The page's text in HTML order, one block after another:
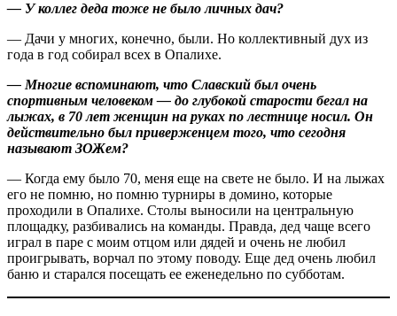
— У коллег деда тоже не было личных дач?
— Дачи у многих, конечно, были. Но коллективный дух из
года в год собирал всех в Опалихе.
— Многие вспоминают, что Славский был очень
спортивным человеком — до глубокой старости бегал на
лыжах, в 70 лет женщин на руках по лестнице носил. Он
действительно был приверженцем того, что сегодня
называют ЗОЖем?
— Когда ему было 70, меня еще на свете не было. И на лыжах
его не помню, но помню турниры в домино, которые
проходили в Опалихе. Столы выносили на центральную
площадку, разбивались на команды. Правда, дед чаще всего
играл в паре с моим отцом или дядей и очень не любил
проигрывать, ворчал по этому поводу. Еще дед очень любил
баню и старался посещать ее еженедельно по субботам.